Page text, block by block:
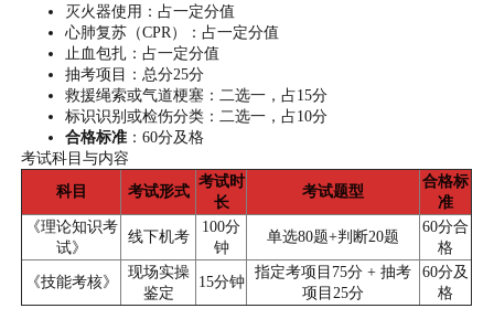
灭火器使用：占一定分值
心肺复苏（CPR）：占一定分值
止血包扎：占一定分值
抽考项目：总分25分
救援绳索或气道梗塞：二选一，占15分
标识识别或检伤分类：二选一，占10分
合格标准 ：60分及格
考试科目与内容
科目
考试形式
考试时
长
考试题型
合格标
准
《理论知识考
试》
线下机考
100分
钟
单选80题+判断20题
60分合
格
《技能考核》
现场实操
鉴定
15分钟
指定考项目75分 + 抽考
项目25分
60分及
格